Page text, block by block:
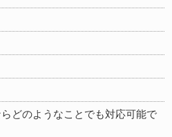
どのようなことでも対応可能で